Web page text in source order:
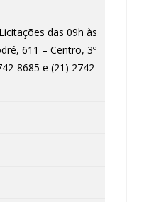
das 09h às
611 – Centro, 3º
8685 e (21) 2742-